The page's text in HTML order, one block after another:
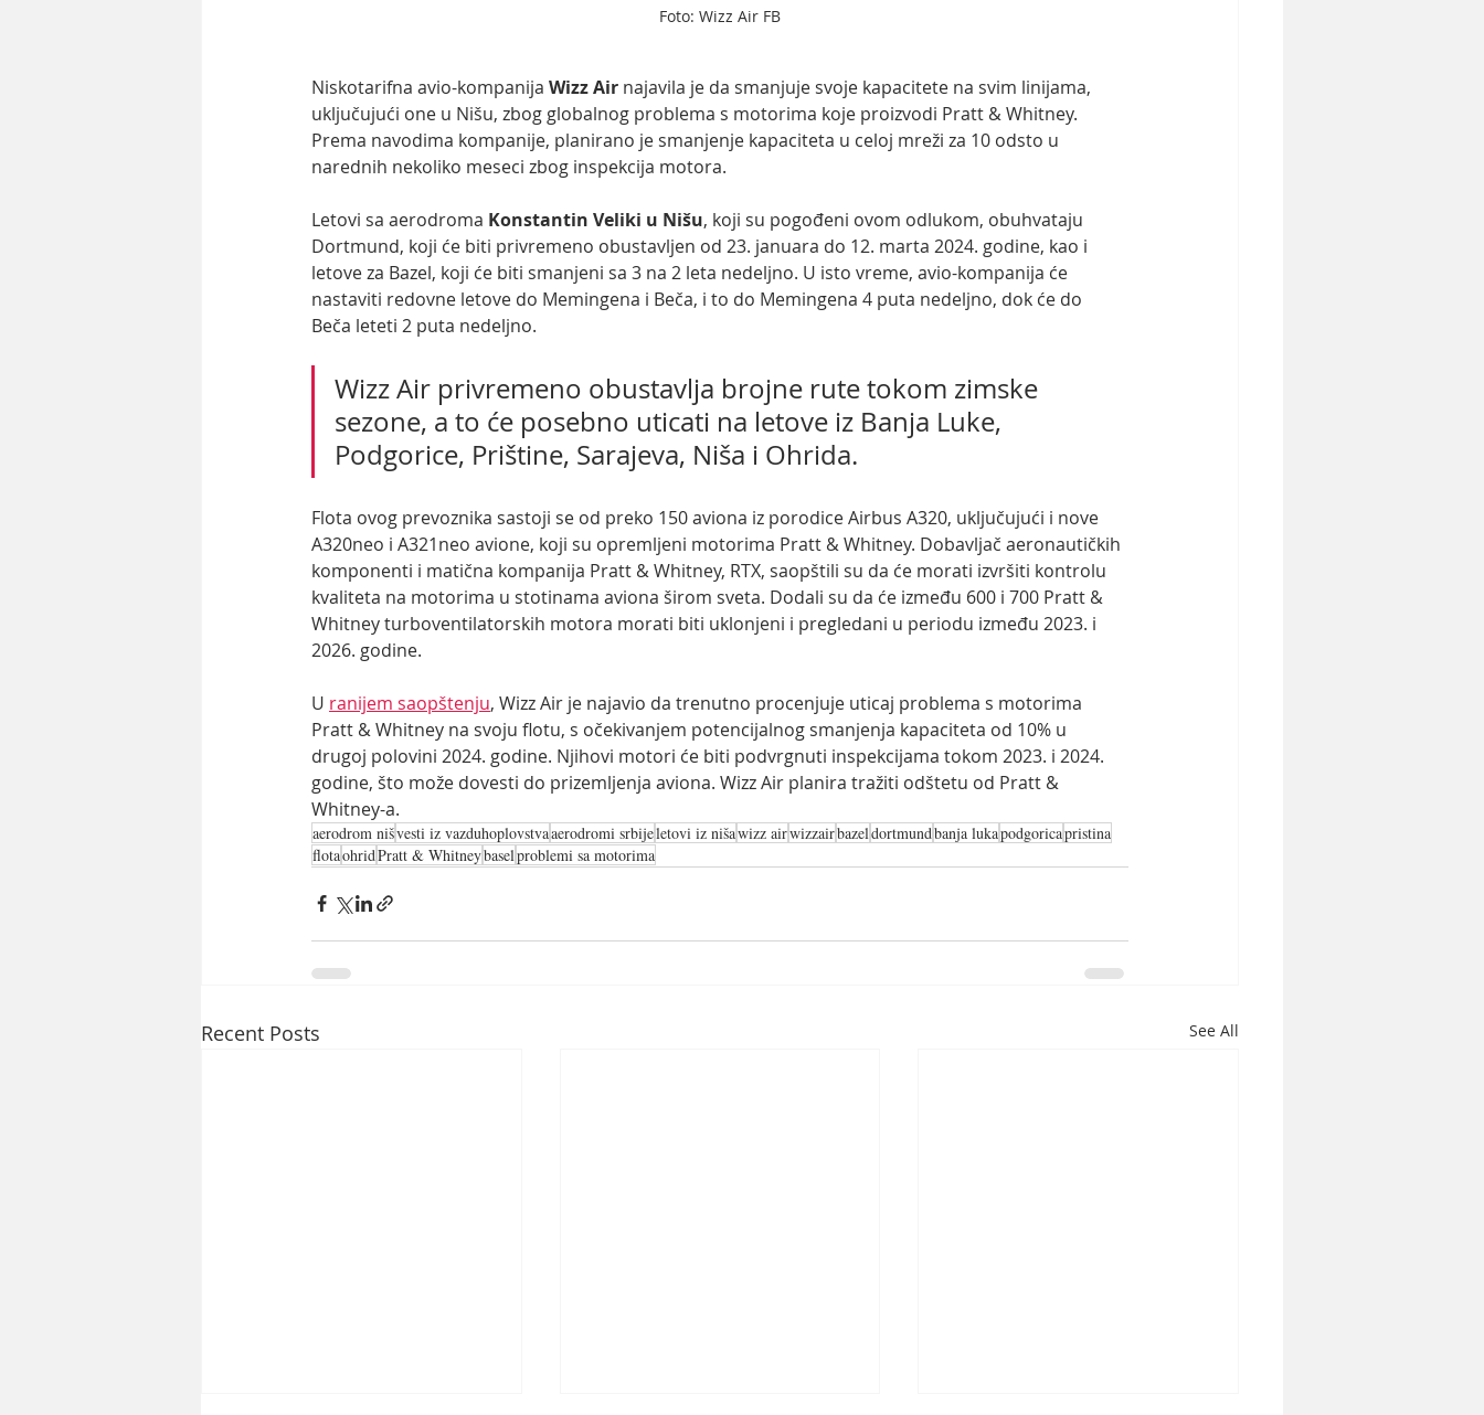
Foto: Wizz Air FB
Niskotarifna avio-kompanija Wizz Air najavila je da smanjuje svoje kapacitete na svim linijama,
uključujući one u Nišu, zbog globalnog problema s motorima koje proizvodi Pratt & Whitney.
Prema navodima kompanije, planirano je smanjenje kapaciteta u celoj mreži za 10 odsto u
narednih nekoliko meseci zbog inspekcija motora.
Letovi sa aerodroma Konstantin Veliki u Nišu, koji su pogođeni ovom odlukom, obuhvataju
Dortmund, koji će biti privremeno obustavljen od 23. januara do 12. marta 2024. godine, kao i
letove za Bazel, koji će biti smanjeni sa 3 na 2 leta nedeljno. U isto vreme, avio-kompanija će
nastaviti redovne letove do Memingena i Beča, i to do Memingena 4 puta nedeljno, dok će do
Beča leteti 2 puta nedeljno.
Wizz Air privremeno obustavlja brojne rute tokom zimske
sezone, a to će posebno uticati na letove iz Banja Luke,
Podgorice, Prištine, Sarajeva, Niša i Ohrida.
Flota ovog prevoznika sastoji se od preko 150 aviona iz porodice Airbus A320, uključujući i nove
A320neo i A321neo avione, koji su opremljeni motorima Pratt & Whitney. Dobavljač aeronautičkih
komponenti i matična kompanija Pratt & Whitney, RTX, saopštili su da će morati izvršiti kontrolu
kvaliteta na motorima u stotinama aviona širom sveta. Dodali su da će između 600 i 700 Pratt &
Whitney turboventilatorskih motora morati biti uklonjeni i pregledani u periodu između 2023. i
2026. godine.
U ranijem saopštenju, Wizz Air je najavio da trenutno procenjuje uticaj problema s motorima
Pratt & Whitney na svoju flotu, s očekivanjem potencijalnog smanjenja kapaciteta od 10% u
drugoj polovini 2024. godine. Njihovi motori će biti podvrgnuti inspekcijama tokom 2023. i 2024.
godine, što može dovesti do prizemljenja aviona. Wizz Air planira tražiti odštetu od Pratt &
Whitney-a.
aerodrom nišvesti iz vazduhoplovstvaaerodromi srbijeletovi iz nišawizz airwizzairbazeldortmundbanja lukapodgoricapristina
flotaohridPratt & Whitneybaselproblemi sa motorima
Recent Posts See All